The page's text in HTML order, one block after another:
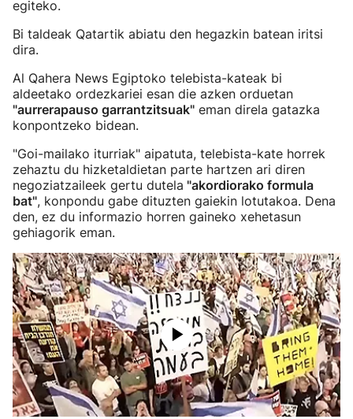
egiteko.
Bi taldeak Qatartik abiatu den hegazkin batean iritsi
dira.
Al Qahera News Egiptoko telebista-kateak bi
aldeetako ordezkariei esan die azken orduetan
"aurrerapauso garrantzitsuak" eman direla gatazka
konpontzeko bidean.
"Goi-mailako iturriak" aipatuta, telebista-kate horrek
zehaztu du hizketaldietan parte hartzen ari diren
negoziatzaileek gertu dutela "akordiorako formula
bat", konpondu gabe dituzten gaiekin lotutakoa. Dena
den, ez du informazio horren gaineko xehetasun
gehiagorik eman.